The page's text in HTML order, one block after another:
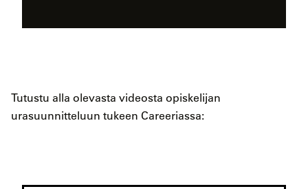
Tutustu alla olevasta videosta opiskelijan
urasuunnitteluun tukeen Careeriassa: